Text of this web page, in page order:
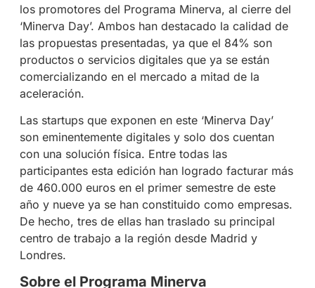
los promotores del Programa Minerva, al cierre del
‘Minerva Day’. Ambos han destacado la calidad de
las propuestas presentadas, ya que el 84% son
productos o servicios digitales que ya se están
comercializando en el mercado a mitad de la
aceleración.
Las startups que exponen en este ‘Minerva Day’
son eminentemente digitales y solo dos cuentan
con una solución física. Entre todas las
participantes esta edición han logrado facturar más
de 460.000 euros en el primer semestre de este
año y nueve ya se han constituido como empresas.
De hecho, tres de ellas han traslado su principal
centro de trabajo a la región desde Madrid y
Londres.
Sobre el Programa Minerva